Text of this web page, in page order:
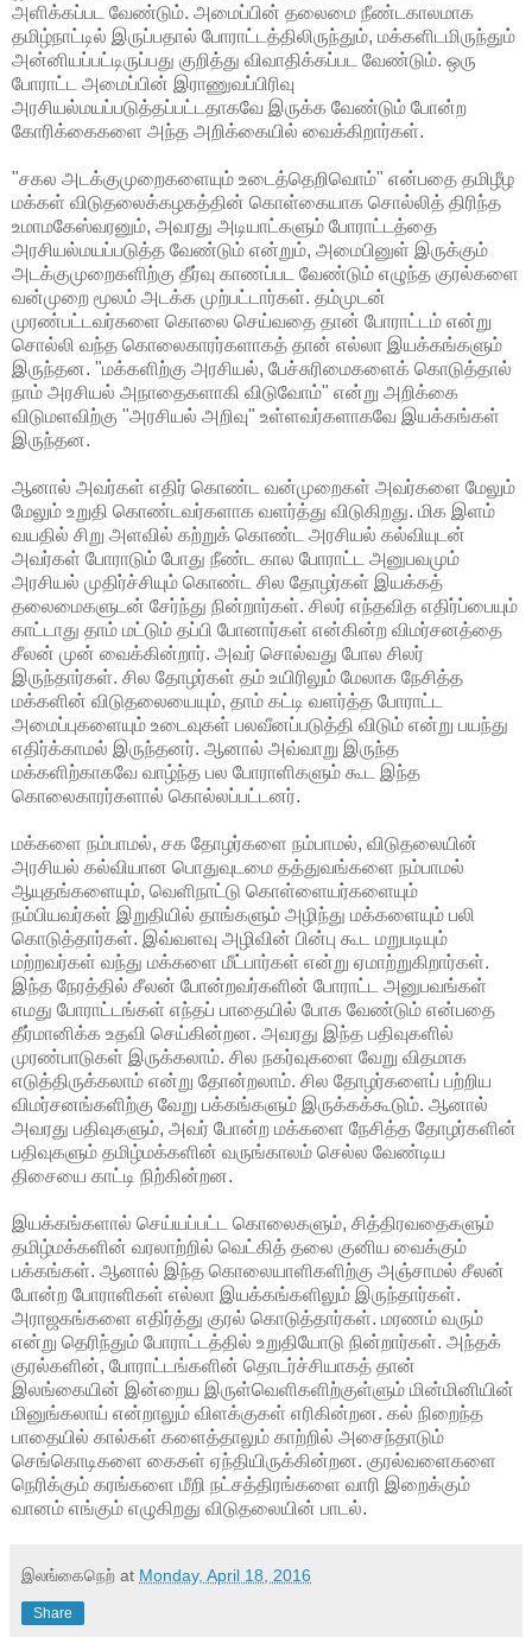
அளிக்கப்பட வேண்டும். அமைப்பின் தலைமை நீண்டகாலமாக
தமிழ்நாட்டில் இருப்பதால் போராட்டத்திலிருந்தும், மக்களிடமிருந்தும்
அன்னியப்பட்டிருப்பது குறித்து விவாதிக்கப்பட வேண்டும். ஒரு
போராட்ட அமைப்பின் இராணுவப்பிரிவு
அரசியல்மயப்படுத்தப்பட்டதாகவே இருக்க வேண்டும் போன்ற
கோரிக்கைகளை அந்த அறிக்கையில் வைக்கிறார்கள்.
"சகல அடக்குமுறைகளையும் உடைத்தெறிவொம்" என்பதை தமிழீழ
மக்கள் விடுதலைக்கழகத்தின் கொள்கையாக சொல்லித் திரிந்த
உமாமகேஸ்வரனும், அவரது அடியாட்களும் போராட்டத்தை
அரசியல்மயப்படுத்த வேண்டும் என்றும், அமைபினுள் இருக்கும்
அடக்குமுறைகளிற்கு தீர்வு காணப்பட வேண்டும் எழுந்த குரல்களை
வன்முறை மூலம் அடக்க முற்பட்டார்கள். தம்முடன்
முரண்பட்டவர்களை கொலை செய்வதை தான் போராட்டம் என்று
சொல்லி வந்த கொலைகாரர்களாகத் தான் எல்லா இயக்கங்களும்
இருந்தன. "மக்களிற்கு அரசியல், பேச்சுரிமைகளைக் கொடுத்தால்
நாம் அரசியல் அநாதைகளாகி விடுவோம்" என்று அறிக்கை
விடுமளவிற்கு "அரசியல் அறிவு" உள்ளவர்களாகவே இயக்கங்கள்
இருந்தன.
ஆனால் அவர்கள் எதிர் கொண்ட வன்முறைகள் அவர்களை மேலும்
மேலும் உறுதி கொண்டவர்களாக வளர்த்து விடுகிறது. மிக இளம்
வயதில் சிறு அளவில் கற்றுக் கொண்ட அரசியல் கல்வியுடன்
அவர்கள் போராடும் போது நீண்ட கால போராட்ட அனுபவமும்
அரசியல் முதிர்ச்சியும் கொண்ட சில தோழர்கள் இயக்கத்
தலைமைகளுடன் சேர்ந்து நின்றார்கள். சிலர் எந்தவித எதிர்ப்பையும்
காட்டாது தாம் மட்டும் தப்பி போனார்கள் என்கின்ற விமர்சனத்தை
சீலன் முன் வைக்கின்றார். அவர் சொல்வது போல சிலர்
இருந்தார்கள். சில தோழர்கள் தம் உயிரிலும் மேலாக நேசித்த
மக்களின் விடுதலையையும், தாம் கட்டி வளர்த்த போராட்ட
அமைப்புகளையும் உடைவுகள் பலவீனப்படுத்தி விடும் என்று பயந்து
எதிர்க்காமல் இருந்தனர். ஆனால் அவ்வாறு இருந்த
மக்களிற்காகவே வாழ்ந்த பல போராளிகளும் கூட இந்த
கொலைகாரர்களால் கொல்லப்பட்டனர்.
மக்களை நம்பாமல், சக தோழர்களை நம்பாமல், விடுதலையின்
அரசியல் கல்வியான பொதுவுடமை தத்துவங்களை நம்பாமல்
ஆயுதங்களையும், வெளிநாட்டு கொள்ளையர்களையும்
நம்பியவர்கள் இறுதியில் தாங்களும் அழிந்து மக்களையும் பலி
கொடுத்தார்கள். இவ்வளவு அழிவின் பின்பு கூட மறுபடியும்
மற்றவர்கள் வந்து மக்களை மீட்பார்கள் என்று ஏமாற்றுகிறார்கள்.
இந்த நேரத்தில் சீலன் போன்றவர்களின் போராட்ட அனுபவங்கள்
எமது போராட்டங்கள் எந்தப் பாதையில் போக வேண்டும் என்பதை
தீர்மானிக்க உதவி செய்கின்றன. அவரது இந்த பதிவுகளில்
முரண்பாடுகள் இருக்கலாம். சில நகர்வுகளை வேறு விதமாக
எடுத்திருக்கலாம் என்று தோன்றலாம். சில தோழர்களைப் பற்றிய
விமர்சனங்களிற்கு வேறு பக்கங்களும் இருக்கக்கூடும். ஆனால்
அவரது பதிவுகளும், அவர் போன்ற மக்களை நேசித்த தோழர்களின்
பதிவுகளும் தமிழ்மக்களின் வருங்காலம் செல்ல வேண்டிய
திசையை காட்டி நிற்கின்றன.
இயக்கங்களால் செய்யப்பட்ட கொலைகளும், சித்திரவதைகளும்
தமிழ்மக்களின் வரலாற்றில் வெட்கித் தலை குனிய வைக்கும்
பக்கங்கள். ஆனால் இந்த கொலையாளிகளிற்கு அஞ்சாமல் சீலன்
போன்ற போராளிகள் எல்லா இயக்கங்களிலும் இருந்தார்கள்.
அராஜகங்களை எதிர்த்து குரல் கொடுத்தார்கள். மரணம் வரும்
என்று தெரிந்தும் போராட்டத்தில் உறுதியோடு நின்றார்கள். அந்தக்
குரல்களின், போராட்டங்களின் தொடர்ச்சியாகத் தான்
இலங்கையின் இன்றைய இருள்வெளிகளிற்குள்ளும் மின்மினியின்
மினுங்கலாய் என்றாலும் விளக்குகள் எரிகின்றன. கல் நிறைந்த
பாதையில் கால்கள் களைத்தாலும் காற்றில் அசைந்தாடும்
செங்கொடிகளை கைகள் ஏந்தியிருக்கின்றன. குரல்வளைகளை
நெரிக்கும் கரங்களை மீறி நட்சத்திரங்களை வாரி இறைக்கும்
வானம் எங்கும் எழுகிறது விடுதலையின் பாடல்.
இலங்கைநெற் at Monday, April 18, 2016
Share